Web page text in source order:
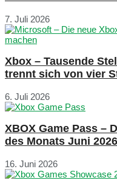
7. Juli 2026
Xbox – Tausende
trennt sich von vier
6. Juli 2026
XBOX Game Pass –
des Monats Juni 2026
16. Juni 2026